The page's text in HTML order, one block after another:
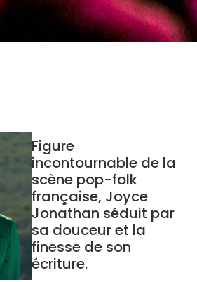
Figure
incontournable de la
scène pop-folk
française, Joyce
Jonathan séduit par
sa douceur et la
finesse de son
écriture.